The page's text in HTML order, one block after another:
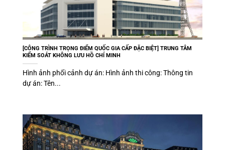
[CÔNG TRÌNH TRỌNG ĐIỂM QUỐC GIA CẤP ĐẶC BIỆT] TRUNG TÂM
KIỂM SOÁT KHÔNG LƯU HỒ CHÍ MINH
Hình ảnh phối cảnh dự án: Hình ảnh thi công: Thông tin
dự án: Tên...